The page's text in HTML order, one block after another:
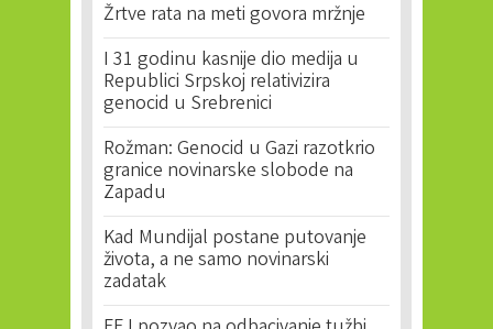
Žrtve rata na meti govora mržnje
I 31 godinu kasnije dio medija u
Republici Srpskoj relativizira
genocid u Srebrenici
Rožman: Genocid u Gazi razotkrio
granice novinarske slobode na
Zapadu
Kad Mundijal postane putovanje
života, a ne samo novinarski
zadatak